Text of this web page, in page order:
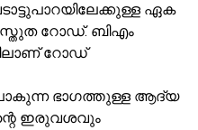
ഏക
റോഡ്. ബിഎം
റോഡ്
ഭാഗത്തുള്ള ആദ്യ
ഇരുവശവും